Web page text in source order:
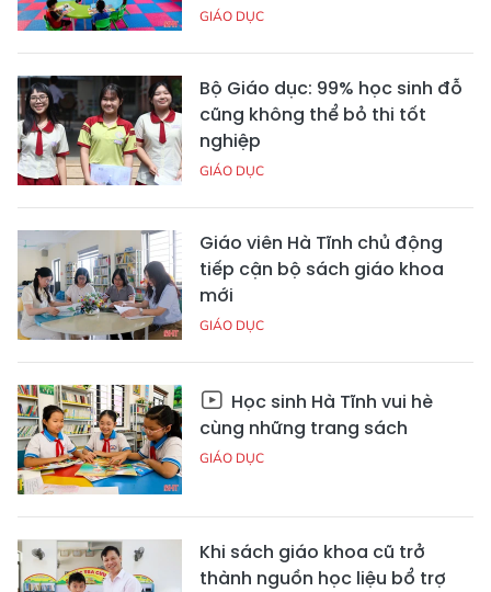
GIÁO DỤC
Bộ Giáo dục: 99% học sinh đỗ
cũng không thể bỏ thi tốt
nghiệp
GIÁO DỤC
Giáo viên Hà Tĩnh chủ động
tiếp cận bộ sách giáo khoa
mới
GIÁO DỤC
Học sinh Hà Tĩnh vui hè
cùng những trang sách
GIÁO DỤC
Khi sách giáo khoa cũ trở
thành nguồn học liệu bổ trợ